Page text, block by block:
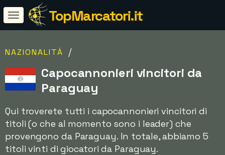
TopMarcatori.it
NAZIONALITÀ /
Capocannonieri vincitori da
Paraguay
Qui troverete tutti i capocannonieri vincitori di
titoli (o che al momento sono i leader) che
provengono da Paraguay. In totale, abbiamo 5
titoli vinti di giocatori da Paraguay.